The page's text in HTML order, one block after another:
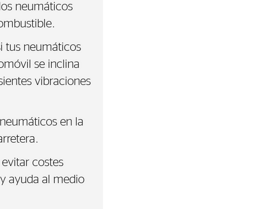
neumáticos
tus neumáticos
se inclina
vibraciones
en la
costes
ayuda al medio